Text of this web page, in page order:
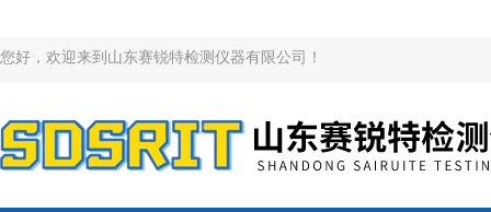
您好，欢迎来到山东赛锐特检测仪器有限公司！